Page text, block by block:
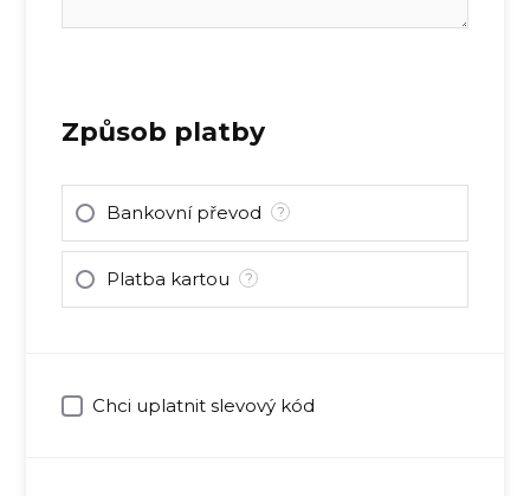
Způsob platby
Bankovní převod ?
Platba kartou ?
Chci uplatnit slevový kód